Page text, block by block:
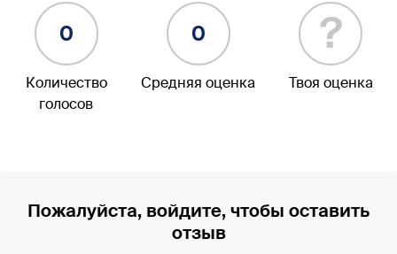
0
Количество
голосов
0
Средняя оценка
?
Твоя оценка
Пожалуйста, войдите, чтобы оставить
отзыв